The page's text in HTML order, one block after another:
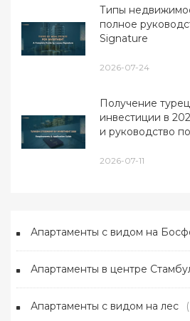
Типы
полное
Signature
2026-07-24
Получение
инвестиции в
и руководство
2026-07-11
Апартаменты с видом на
Апартаменты в центре
Апартаменты с видом на лес